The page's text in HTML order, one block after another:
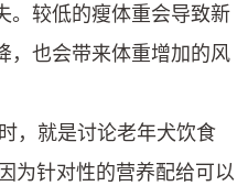
。较低的瘦体重会导致新
，也会带来体重增加的风
，就是讨论老年犬饮食
为针对性的营养配给可以